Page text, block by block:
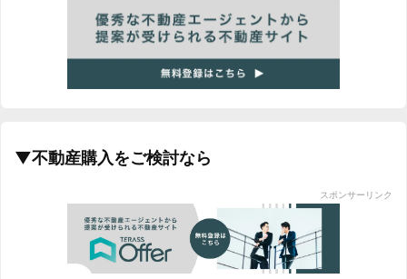
▼不動産購入をご検討なら
スポンサーリンク